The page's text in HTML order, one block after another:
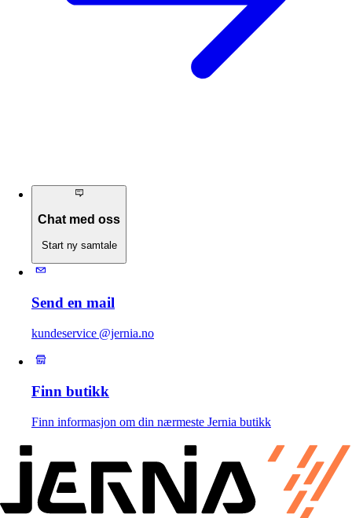
Chat med oss
Start ny samtale
Send en mail
kundeservice @jernia.no
Finn butikk
Finn informasjon om din nærmeste Jernia butikk